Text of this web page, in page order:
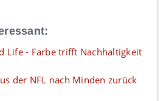
Life - Farbe trifft Nachhaltigkeit
der NFL nach Minden zurück